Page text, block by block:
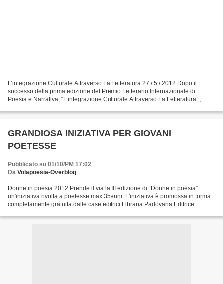
L’integrazione Culturale Attraverso La Letteratura 27 / 5 / 2012 Dopo il
successo della prima edizione del Premio Letterario Internazionale di
Poesia e Narrativa, “L’integrazione Culturale Attraverso La Letteratura” ,
GRANDIOSA INIZIATIVA PER GIOVANI
POETESSE
Pubblicato su 01/10/PM 17:02
Da Volapoesia-Overblog
Donne in poesia 2012 Prende il via la III edizione di “Donne in poesia”
un'iniziativa rivolta a poetesse max 35enni. L'iniziativa è promossa in forma
completamente gratuita dalle case editrici Libraria Padovana Editrice